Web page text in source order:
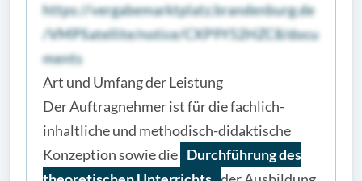
https://vergabemarktplatz.brandenburg.de
/VMPSatellite/notice/CXP9Y52HZC8/docu
ments
Art und Umfang der Leistung
Der Auftragnehmer ist für die fachlich-
inhaltliche und methodisch-didaktische
Konzeption sowie die Durchführung des